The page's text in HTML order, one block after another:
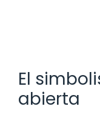
El
abierta